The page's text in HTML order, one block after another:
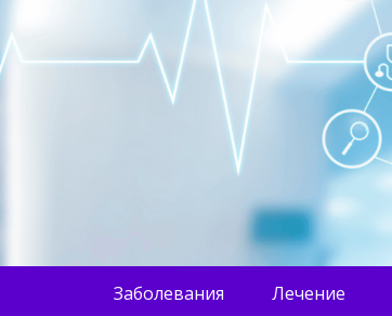
Заболевания Лечение